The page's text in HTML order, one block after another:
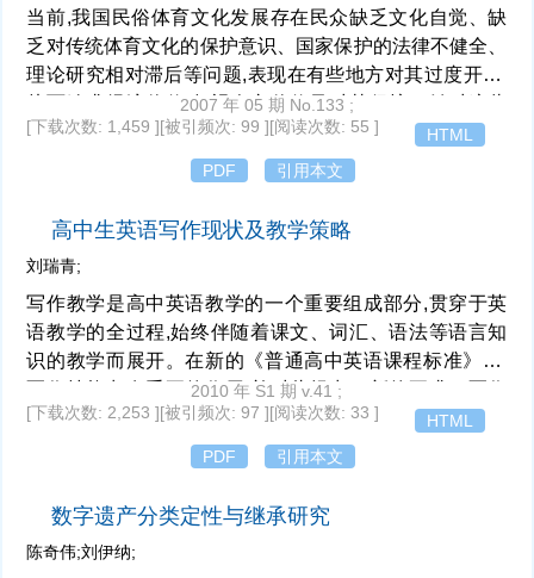
了现代社会公平价值和传统文化中
的人本思想、彰显了消费者的消费
尊严。
当前,我国民俗体育文化发展存在民众缺乏文化自觉、缺
乏对传统体育文化的保护意识、国家保护的法律不健全、
理论研究相对滞后等问题,表现在有些地方对其过度开发,
片面追求经济价值,忽视人文价值及对其保护。针对这些
问题,宜从民俗学的视角探讨制约中华民俗体育发展的主
要因素,建议从加快相关配套的法制建设、明确其法律地
位、加强自上而下金字塔式的政府主导机制、完善管理体
制、加强理论研究和宣传力度等方面入手,唤醒民众对中
华体育文化的文化自觉,达到对其保护和发展的目的。
2007 年 05 期 No.133 ;
[下载次数: 1,459 ][被引频次: 99 ][阅读次数: 55 ]
HTML
PDF
引用本文
高中生英语写作现状及教学策略
刘瑞青;
写作教学是高中英语教学的一个重要组成部分,贯穿于英
语教学的全过程,始终伴随着课文、词汇、语法等语言知
识的教学而展开。在新的《普通高中英语课程标准》中,
写作技能占有重要的作用,并对此提出了新的要求。写作
能反映学生多方面的语言运用能力,在高考中写作占有相
2010 年 S1 期 v.41 ;
[下载次数: 2,253 ][被引频次: 97 ][阅读次数: 33 ]
HTML
PDF
引用本文
数字遗产分类定性与继承研究
陈奇伟;刘伊纳;